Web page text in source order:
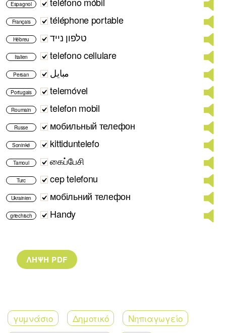
Espagnol
Français téléphone portable
Hébreu טלפון נייד
Italien telefono cellulare
Persan مبایل
Portugais telemóvel
Roumain telefon mobil
Russe мобильный телефон
Soninké kittiduntelefo
Tamoul கைப்பேசி
Turc cep telefonu
Ukrainien мобільний телефон
griechisch Handy
γυμνάσιο Δημοτικό
Νηπιαγωγείο